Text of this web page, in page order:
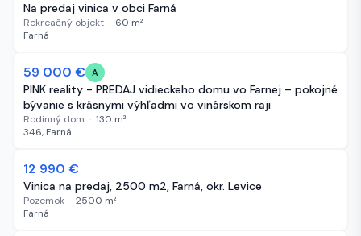
Na predaj vinica v obci Farná
Rekreačný objekt · 60 m²
Farná
437 dní
59 000 € A
PINK reality - PREDAJ vidieckeho domu vo Farnej – pokojné
bývanie s krásnymi výhľadmi vo vinárskom raji
Rodinný dom · 130 m²
346, Farná
444 dní
12 990 €
Vinica na predaj, 2500 m2, Farná, okr. Levice
Pozemok · 2500 m²
Farná
-6 500 €